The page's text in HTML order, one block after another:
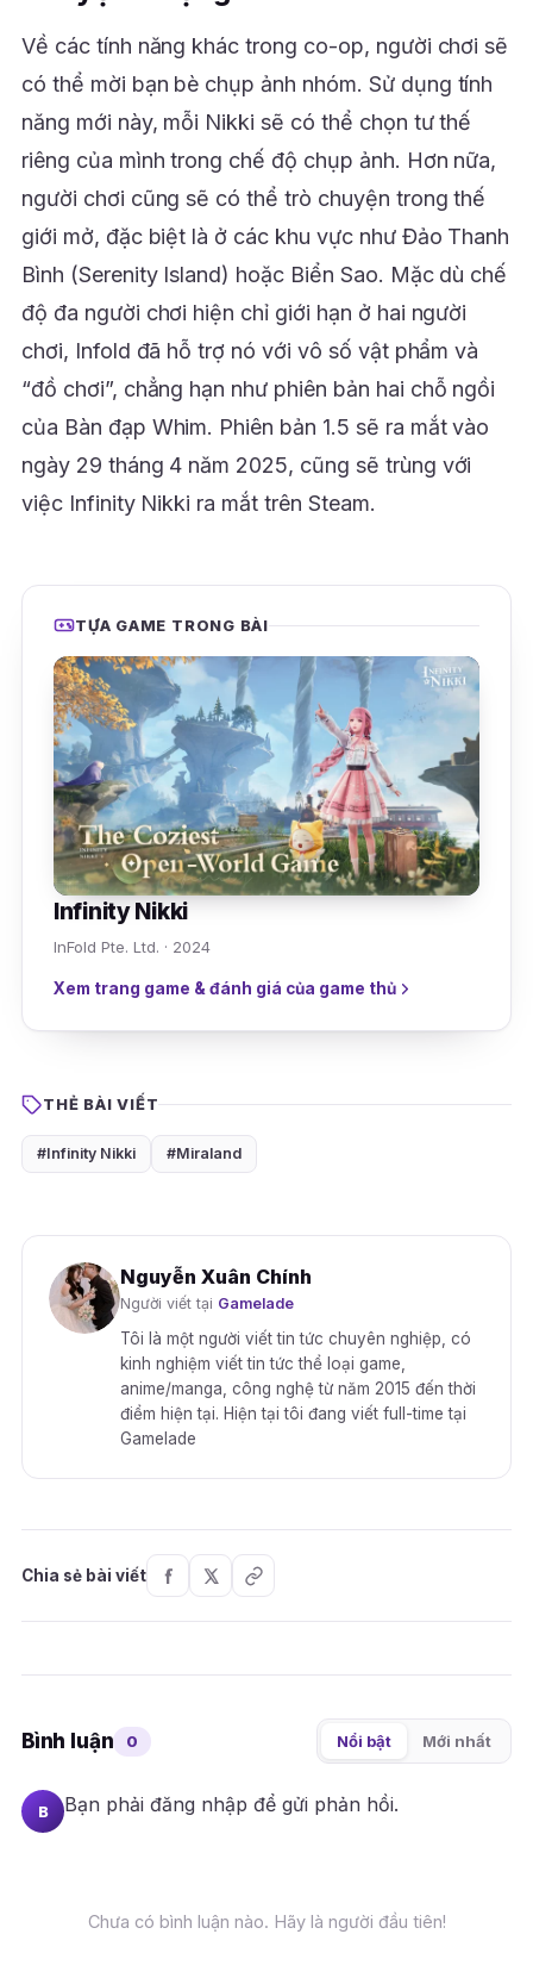
Về các tính năng khác trong co-op, người chơi sẽ
có thể mời bạn bè chụp ảnh nhóm. Sử dụng tính
năng mới này, mỗi Nikki sẽ có thể chọn tư thế
riêng của mình trong chế độ chụp ảnh. Hơn nữa,
người chơi cũng sẽ có thể trò chuyện trong thế
giới mở, đặc biệt là ở các khu vực như Đảo Thanh
Bình (Serenity Island) hoặc Biển Sao. Mặc dù chế
độ đa người chơi hiện chỉ giới hạn ở hai người
chơi, Infold đã hỗ trợ nó với vô số vật phẩm và
“đồ chơi”, chẳng hạn như phiên bản hai chỗ ngồi
của Bàn đạp Whim. Phiên bản 1.5 sẽ ra mắt vào
ngày 29 tháng 4 năm 2025, cũng sẽ trùng với
việc Infinity Nikki ra mắt trên Steam.
TỰA GAME TRONG BÀI
Infinity Nikki
InFold Pte. Ltd. · 2024
Xem trang game & đánh giá của game thủ
THẺ BÀI VIẾT
#Infinity Nikki #Miraland
Nguyễn Xuân Chính
Người viết tại Gamelade
Tôi là một người viết tin tức chuyên nghiệp, có
kinh nghiệm viết tin tức thể loại game,
anime/manga, công nghệ từ năm 2015 đến thời
điểm hiện tại. Hiện tại tôi đang viết full-time tại
Gamelade
Chia sẻ bài viết
Bình luận 0 Nổi bật Mới nhất
B Bạn phải đăng nhập để gửi phản hồi.
Chưa có bình luận nào. Hãy là người đầu tiên!